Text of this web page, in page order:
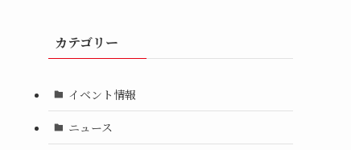
カテゴリー
イベント情報
ニュース